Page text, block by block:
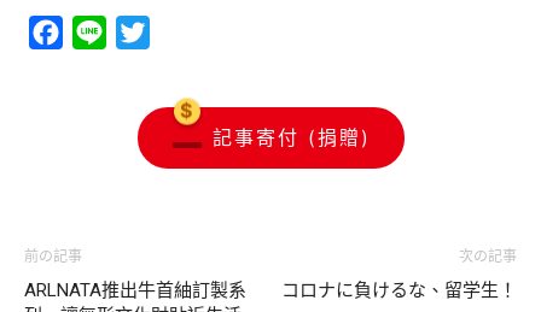
Facebook
Line
記事寄付 (捐贈)
前の記事
ARLNATA推出牛首紬訂製系
次の記事
コロナに負けるな、留学生！